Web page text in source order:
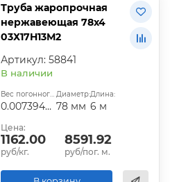
Труба жаропрочная
нержавеющая 78х4
03Х17Н13М2
Артикул: 58841
В наличии
Вес погонного метра, т.:
0.00739408
Диаметр:
78 мм
Длина:
6 м
Цена:
1162.00
руб/кг.
8591.92
руб/пог. м.